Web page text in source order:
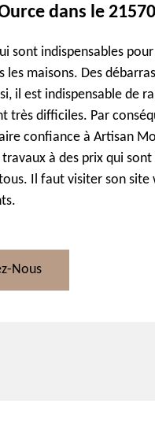
dans le 21570
sont indispensables
les maisons. Des
il est indispensable de
très difficiles. Par
confiance à Artisan
à des prix qui
Il faut visiter son
Nous